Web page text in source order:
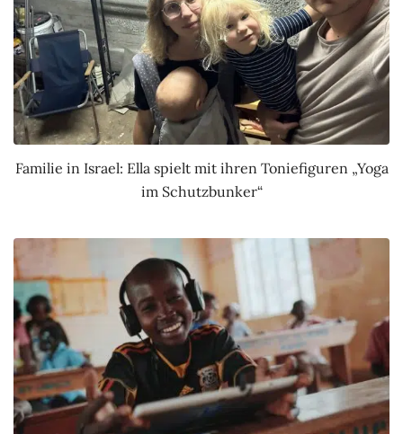
Familie in Israel: Ella spielt mit ihren Toniefiguren „Yoga
im Schutzbunker“